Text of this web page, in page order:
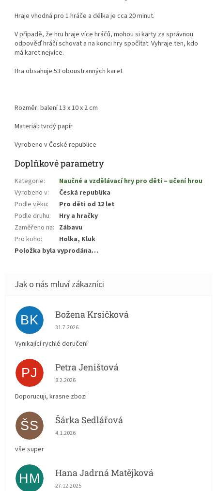
Hraje vhodná pro 1 hráče a délka je cca 20 minut.
V případě, že hru hraje více hráčů, mohou si karty za správnou
odpověď hráči schovat a na konci hry spočítat. Vyhraje ten, kdo
má karet nejvíce.
Hra obsahuje 53 oboustranných karet
Rozměr: balení 13 x 10 x 2 cm
Materiál: tvrdý papír
Vyrobeno v České republice
Doplňkové parametry
Kategorie:
Naučné a vzdělávací hry pro děti – učení hrou
Vyrobeno v:
Česká republika
Podle věku:
Pro děti od 12 let
Podle druhu:
Hry a hračky
Zaměřeno na: Zábavu
Pro koho:
Holka, Kluk
Položka byla vyprodána…
BK Božena Krsičková
Hodnocení obchodu je 5 z 5 hvězdiček.
31.7.2026
Vynikající rychlé doručení
PJ Petra Jeništová
Hodnocení obchodu je 5 z 5 hvězdiček.
8.2.2026
Doporucuji, krasne zbozi
ŠS Šárka Sedlářová
Hodnocení obchodu je 5 z 5 hvězdiček.
4.1.2026
vše super
HM Hana Jadrná Matějková
Hodnocení obchodu je 5 z 5 hvězdiček.
27.12.2025